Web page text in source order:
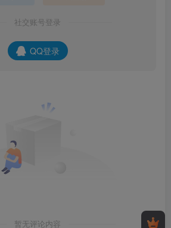
社交账号登录
QQ登录
暂无评论内容